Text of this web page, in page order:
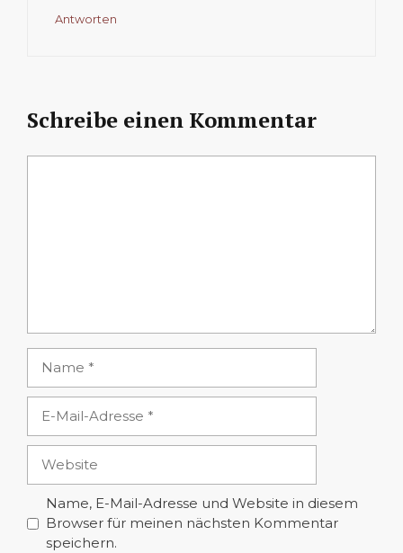
Antworten
Schreibe einen Kommentar
Mail-
Adresse
Name, E-Mail-Adresse und Website in diesem
Browser für meinen nächsten Kommentar
speichern.